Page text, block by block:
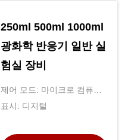
250ml 500ml 1000ml
광화학 반응기 일반 실
험실 장비
제어 모드: 마이크로 컴퓨터
제어
표시: 디지털